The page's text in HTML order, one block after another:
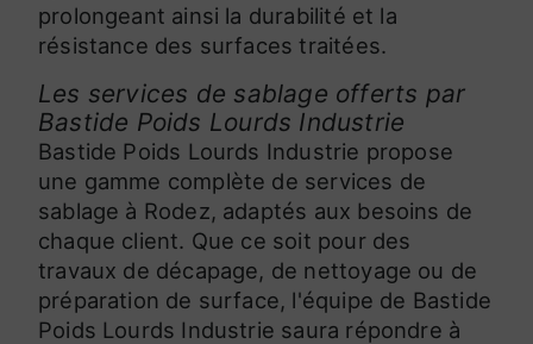
prolongeant ainsi la durabilité et la
résistance des surfaces traitées.
Les services de sablage offerts par
Bastide Poids Lourds Industrie
Bastide Poids Lourds Industrie propose
une gamme complète de services de
sablage à Rodez, adaptés aux besoins de
chaque client. Que ce soit pour des
travaux de décapage, de nettoyage ou de
préparation de surface, l'équipe de Bastide
Poids Lourds Industrie saura répondre à